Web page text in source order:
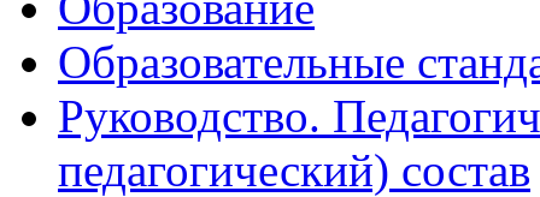
Образовательные
Руководство.
педагогический) состав